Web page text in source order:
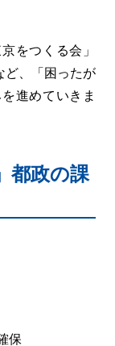
をつくる会」
ど、「困ったが
進めていきま
都政の課
保